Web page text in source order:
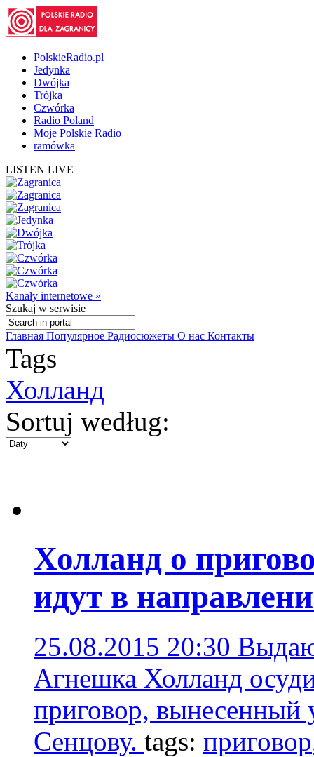
PolskieRadio.pl
Jedynka
Dwójka
Trójka
Czwórka
Radio Poland
Moje Polskie Radio
ramówka
LISTEN LIVE
Kanały internetowe »
Szukaj w serwisie
Главная Популярное Радиосюжеты О нас Контакты
Tags
Холланд
Sortuj według:
Холланд о
идут в
25.08.2015 20:30
Агнешка Холланд
приговор, вынесенный
Сенцову. tags: приговор